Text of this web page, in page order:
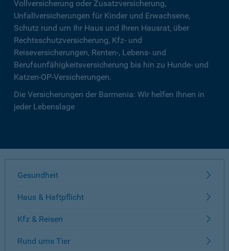
Vollversicherung oder Zusatzversicherung,
Unfallversicherungen für Kinder und Erwachsene,
Schutz rund um Ihr Haus und Ihren Hausrat, über
Rechtsschutzversicherung, Kfz- und
Reiseversicherungen, Renten-, Lebens- und
Berufsunfähigkeitsversicherung bis hin zu Hunde- und
Katzen-OP-Versicherungen.
Die Versicherungen der Barmenia: Wir helfen Ihnen in
jeder Lebenslage
Gesundheit
Haus & Haftpflicht
Kfz & Reisen
Rund ums Tier